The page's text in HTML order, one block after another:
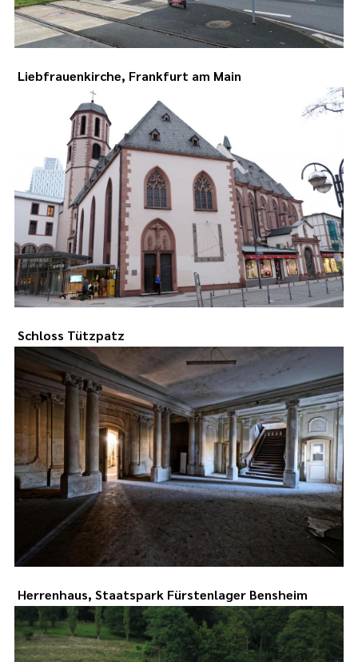
Liebfrauenkirche, Frankfurt am Main
Schloss Tützpatz
Herrenhaus, Staatspark Fürstenlager Bensheim